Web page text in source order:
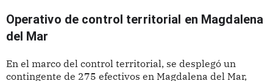
Operativo de control territorial en Magdalena
del Mar
En el marco del control territorial, se desplegó un
contingente de 275 efectivos en Magdalena del Mar,